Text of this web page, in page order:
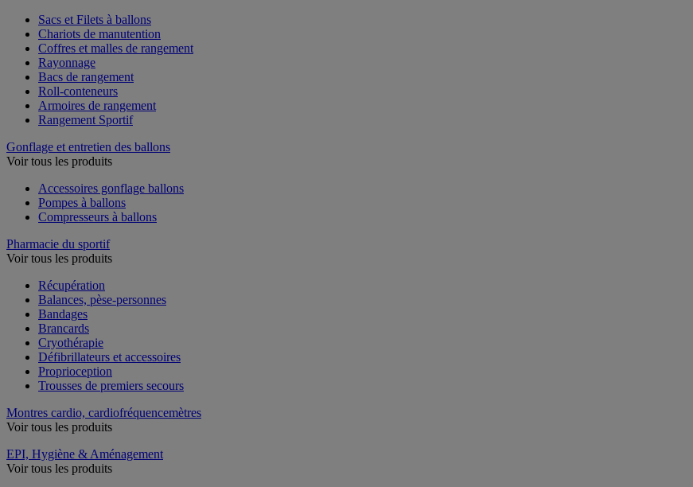
Sacs et Filets à ballons
Chariots de manutention
Coffres et malles de rangement
Rayonnage
Bacs de rangement
Roll-conteneurs
Armoires de rangement
Rangement Sportif
Gonflage et entretien des ballons
Voir tous les produits
Accessoires gonflage ballons
Pompes à ballons
Compresseurs à ballons
Pharmacie du sportif
Voir tous les produits
Récupération
Balances, pèse-personnes
Bandages
Brancards
Cryothérapie
Défibrillateurs et accessoires
Proprioception
Trousses de premiers secours
Montres cardio, cardiofréquencemètres
Voir tous les produits
EPI, Hygiène & Aménagement
Voir tous les produits